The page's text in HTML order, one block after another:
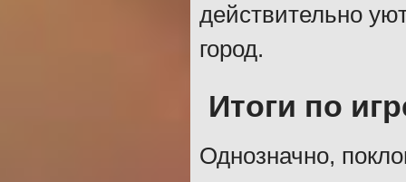
действительно
город.
Итоги по
Однозначно,